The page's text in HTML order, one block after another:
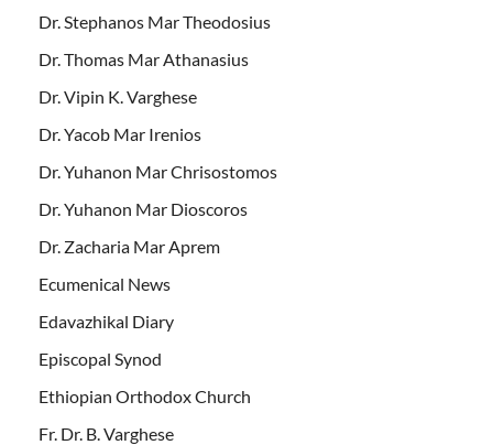
Dr. Stephanos Mar Theodosius
Dr. Thomas Mar Athanasius
Dr. Vipin K. Varghese
Dr. Yacob Mar Irenios
Dr. Yuhanon Mar Chrisostomos
Dr. Yuhanon Mar Dioscoros
Dr. Zacharia Mar Aprem
Ecumenical News
Edavazhikal Diary
Episcopal Synod
Ethiopian Orthodox Church
Fr. Dr. B. Varghese